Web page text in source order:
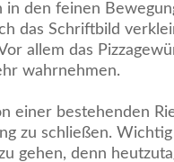
in den feinen
das Schriftbild
allem das
wahrnehmen.
einer bestehenden
zu schließen.
gehen, denn